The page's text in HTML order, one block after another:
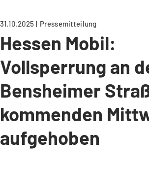
31.10.2025 Pressemitteilung
Hessen Mobil:
Vollsperrung an
Bensheimer
kommenden
aufgehoben